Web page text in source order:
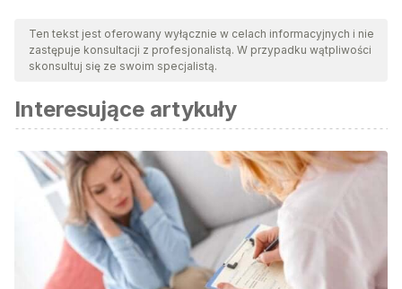
Ten tekst jest oferowany wyłącznie w celach informacyjnych i nie
zastępuje konsultacji z profesjonalistą. W przypadku wątpliwości
skonsultuj się ze swoim specjalistą.
Interesujące artykuły